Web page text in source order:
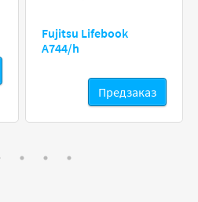
Fujitsu Lifebook
A744/h
Предзаказ